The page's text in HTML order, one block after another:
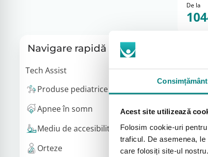
Consimțământ
Acest site utilizează
Folosim cookie-uri
traficul. De asemenea,
care folosiți site-ul
Navigare rapidă
Tech Assist
Produse pediatrice
Apnee în somn
Mediu de accesibilitate
Orteze
De la